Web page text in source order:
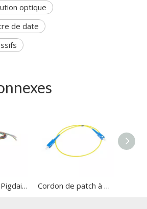
optique
de date
Fiber optique Pigdail （12 fibres） Cordon de patch à fibre optique